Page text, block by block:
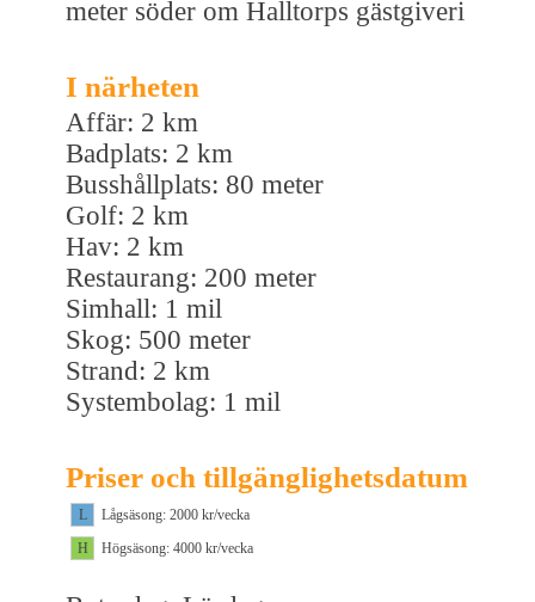
meter söder om Halltorps gästgiveri
I närheten
Affär: 2 km
Badplats: 2 km
Busshållplats: 80 meter
Golf: 2 km
Hav: 2 km
Restaurang: 200 meter
Simhall: 1 mil
Skog: 500 meter
Strand: 2 km
Systembolag: 1 mil
Priser och tillgänglighetsdatum
L
Lågsäsong: 2000 kr/vecka
H
Högsäsong: 4000 kr/vecka